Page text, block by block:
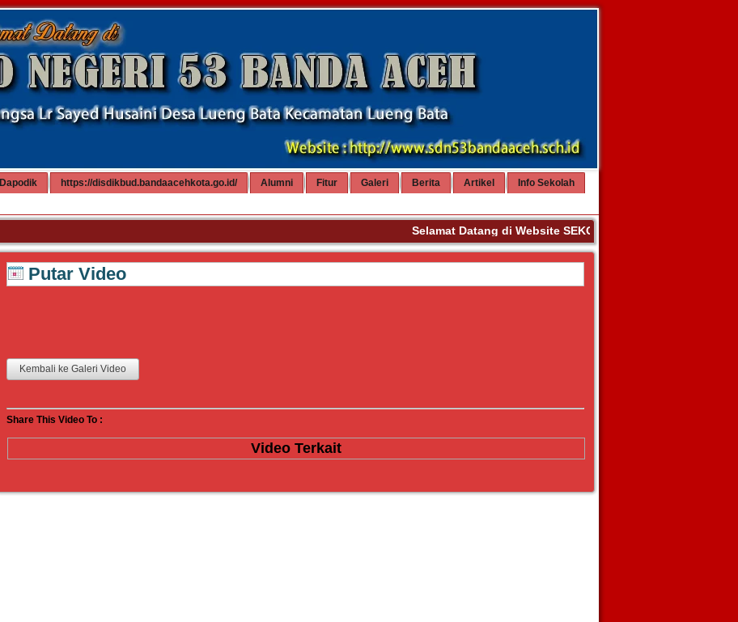
Dapodik https://disdikbud.bandaacehkota.go.id/ Alumni Fitur Galeri Berita Artikel
Info Sekolah
Selamat Datang di Website SEKOLAH DASAR NEGERI 53
Putar Video
Kembali ke Galeri Video
Share This Video To :
Video Terkait